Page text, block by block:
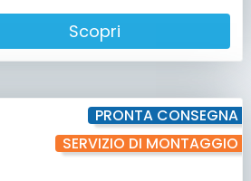
Scopri
PRONTA CONSEGNA
SERVIZIO DI MONTAGGIO